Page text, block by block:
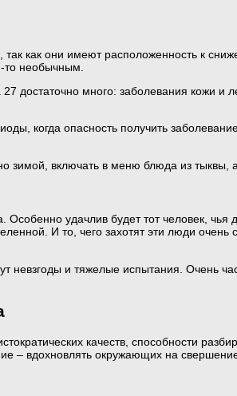
как они имеют расположенность к
то необычным.
достаточно много: заболевания кожи и
когда опасность получить
включать в меню блюда из тыквы, а
удачлив будет тот человек,
И то, чего захотят эти люди
невзгоды и тяжелые испытания. Очень
качеств, способности
– вдохновлять окружающих на